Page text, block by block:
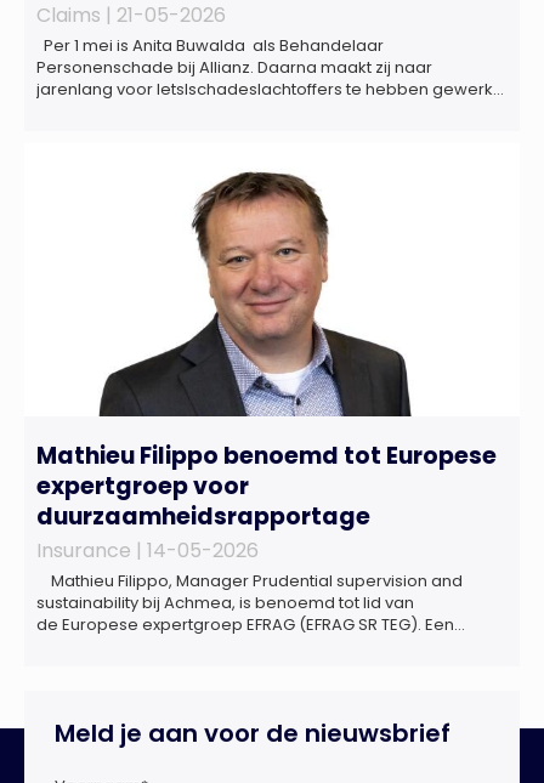
Claims | 21-05-2026
Per 1 mei is Anita Buwalda als Behandelaar
Personenschade bij Allianz. Daarna maakt zij naar
jarenlang voor letslschadeslachtoffers te hebben gewerkt
werkzaam was voor ZLM, Ard Korevaar Personenschade,
Mathieu Filippo benoemd tot Europese
expertgroep voor
duurzaamheidsrapportage
Insurance | 14-05-2026
Mathieu Filippo, Manager Prudential supervision and
sustainability bij Achmea, is benoemd tot lid van
de Europese expertgroep EFRAG (EFRAG SR TEG). Een
Europese Commissie bij het ontwikkelen van […]
Meld je aan voor de nieuwsbrief